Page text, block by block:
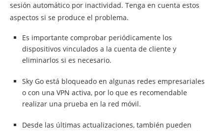
sesión automático por inactividad. Tenga en cuenta estos
aspectos si se produce el problema.
Es importante comprobar periódicamente los
dispositivos vinculados a la cuenta de cliente y
eliminarlos si es necesario.
Sky Go está bloqueado en algunas redes empresariales
o con una VPN activa, por lo que es recomendable
realizar una prueba en la red móvil.
Desde las últimas actualizaciones, también pueden